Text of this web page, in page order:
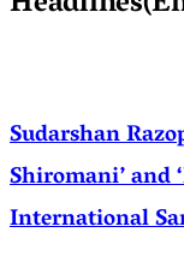
Sudarshan
Shiromani’ and
International